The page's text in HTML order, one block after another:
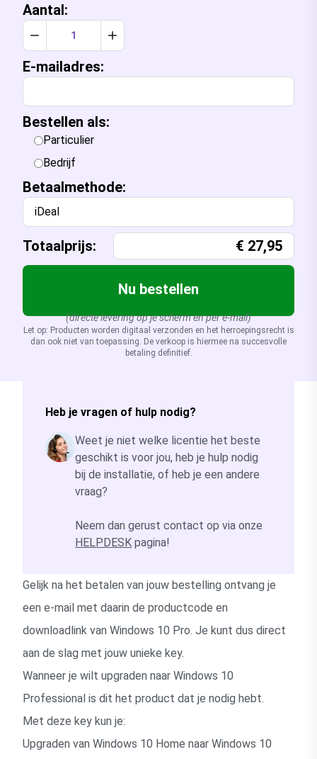
Aantal:
Verlaag aantal met 1Verhoog aantal met 1
E-mailadres:
Bestellen als:
Particulier
Bedrijf
Betaalmethode:
iDeal
Totaalprijs: € 27,95
Nu bestellen
(directe levering op je scherm en per e-mail)
Let op: Producten worden digitaal verzonden en het herroepingsrecht is
dan ook niet van toepassing. De verkoop is hiermee na succesvolle
betaling definitief.
Heb je vragen of hulp nodig?
Weet je niet welke licentie het beste
geschikt is voor jou, heb je hulp nodig
bij de installatie, of heb je een andere
vraag?
Neem dan gerust contact op via onze
HELPDESK pagina!
Gelijk na het betalen van jouw bestelling ontvang je
een e-mail met daarin de productcode en
downloadlink van Windows 10 Pro. Je kunt dus direct
aan de slag met jouw unieke key.
Wanneer je wilt upgraden naar Windows 10
Professional is dit het product dat je nodig hebt.
Met deze key kun je:
Upgraden van Windows 10 Home naar Windows 10